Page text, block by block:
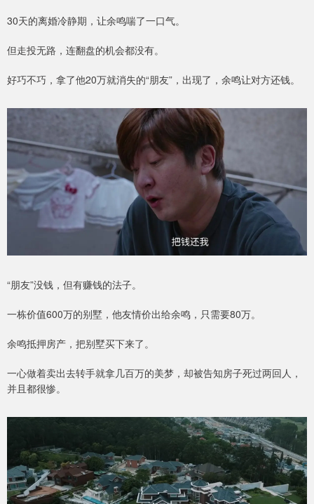
30天的离婚冷静期，让余鸣喘了一口气。
但走投无路，连翻盘的机会都没有。
好巧不巧，拿了他20万就消失的“朋友”，出现了，余鸣让对方还钱。
“朋友”没钱，但有赚钱的法子。
一栋价值600万的别墅，他友情价出给余鸣，只需要80万。
余鸣抵押房产，把别墅买下来了。
一心做着卖出去转手就拿几百万的美梦，却被告知房子死过两回人，
并且都很惨。